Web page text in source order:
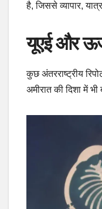
है, जिससे व्यापार,
यूएई और
कुछ अंतरराष्ट्रीय
अमीरात की दिशा में